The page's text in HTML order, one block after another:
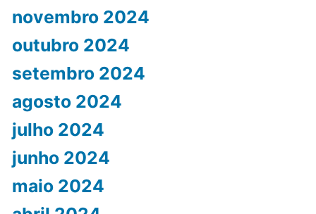
novembro 2024
outubro 2024
setembro 2024
agosto 2024
julho 2024
junho 2024
maio 2024